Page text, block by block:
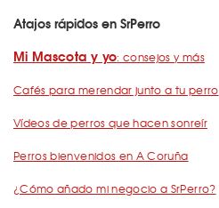
Atajos rápidos en SrPerro
Mi Mascota y yo: consejos y más
Cafés para merendar junto a tu perro
Vídeos de perros que hacen sonreír
Perros bienvenidos en A Coruña
¿Cómo añado mi negocio a SrPerro?